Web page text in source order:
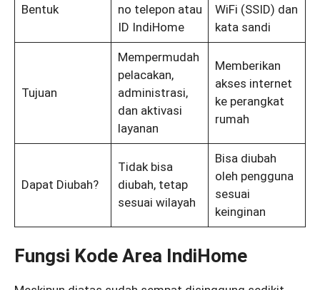
Bentuk
no telepon atau
ID IndiHome
WiFi (SSID) dan
kata sandi
Tujuan
Mempermudah
pelacakan,
administrasi,
dan aktivasi
layanan
Memberikan
akses internet
ke perangkat
rumah
Dapat Diubah?
Tidak bisa
diubah, tetap
sesuai wilayah
Bisa diubah
oleh pengguna
sesuai
keinginan
Fungsi Kode Area IndiHome